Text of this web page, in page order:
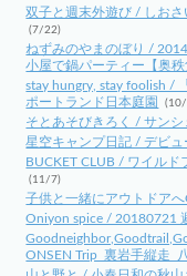
双子と週末外遊び / しお
(7/22)
ねずみのやまのぼり /
小屋で鍋パーティー【奥秩
stay hungry, stay foolish /
ポートランド日本庭園
そとあそびきろく / サンシ
星空キャンプ日記 / デビ
BUCKET CLUB / ワイル
(11/7)
子供と一緒にアウトドア
Oniyon spice / 20180721
ONSEN Trip_裏岩手縦走_